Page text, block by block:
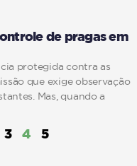
de pragas em
protegida contra as
que exige observação
Mas, quando a
3 4 5